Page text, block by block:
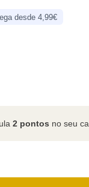
desde 4,99€
2 pontos no seu